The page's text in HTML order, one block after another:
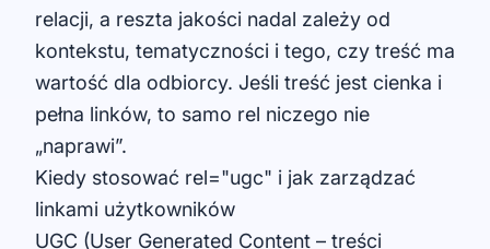
relacji, a reszta jakości nadal zależy od
kontekstu, tematyczności i tego, czy treść ma
wartość dla odbiorcy. Jeśli treść jest cienka i
pełna linków, to samo rel niczego nie
„naprawi”.
Kiedy stosować rel="ugc" i jak zarządzać
linkami użytkowników
UGC (User Generated Content – treści